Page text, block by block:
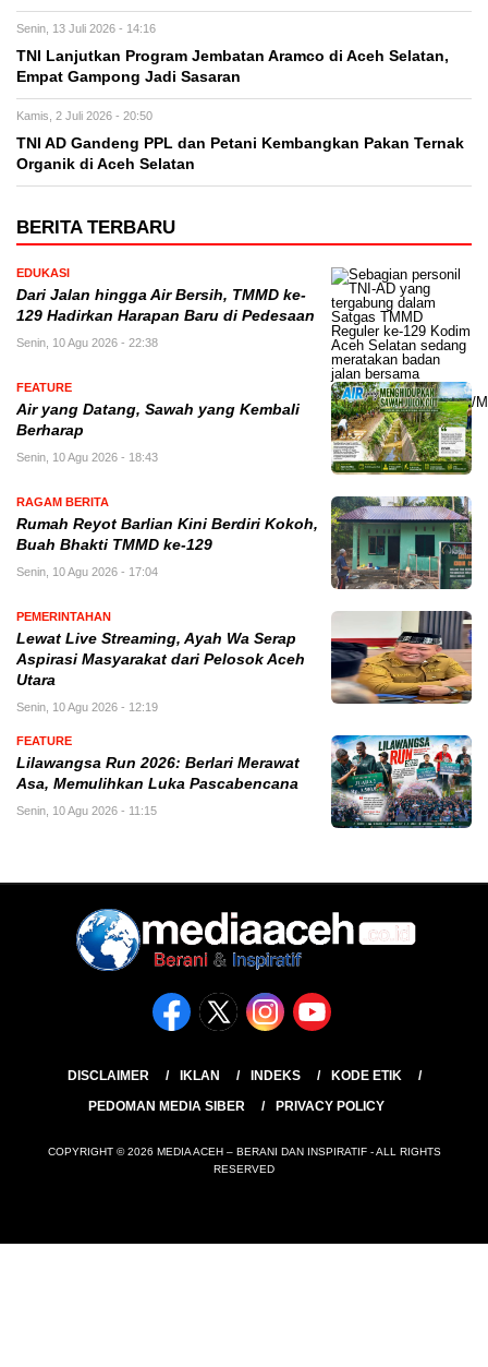
Senin, 13 Juli 2026 - 14:16
TNI Lanjutkan Program Jembatan Aramco di Aceh Selatan,
Empat Gampong Jadi Sasaran
Kamis, 2 Juli 2026 - 20:50
TNI AD Gandeng PPL dan Petani Kembangkan Pakan Ternak
Organik di Aceh Selatan
BERITA TERBARU
EDUKASI
Dari Jalan hingga Air Bersih, TMMD ke-
129 Hadirkan Harapan Baru di Pedesaan
Senin, 10 Agu 2026 - 22:38
FEATURE
Air yang Datang, Sawah yang Kembali
Berharap
Senin, 10 Agu 2026 - 18:43
RAGAM BERITA
Rumah Reyot Barlian Kini Berdiri Kokoh,
Buah Bhakti TMMD ke-129
Senin, 10 Agu 2026 - 17:04
PEMERINTAHAN
Lewat Live Streaming, Ayah Wa Serap
Aspirasi Masyarakat dari Pelosok Aceh
Utara
Senin, 10 Agu 2026 - 12:19
FEATURE
Lilawangsa Run 2026: Berlari Merawat
Asa, Memulihkan Luka Pascabencana
Senin, 10 Agu 2026 - 11:15
DISCLAIMER IKLAN INDEKS
KODE ETIK
PEDOMAN MEDIA SIBER
PRIVACY POLICY
COPYRIGHT © 2026 MEDIA ACEH – BERANI DAN INSPIRATIF - ALL RIGHTS
RESERVED